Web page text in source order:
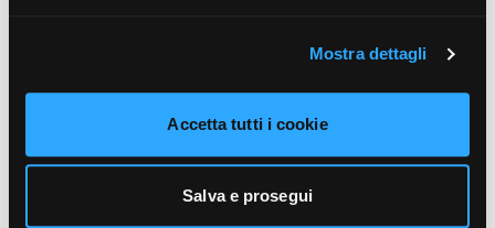
Mostra dettagli
Accetta tutti i cookie
Salva e prosegui